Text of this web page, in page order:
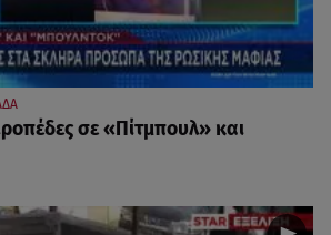
σε «Πίτμπουλ» και